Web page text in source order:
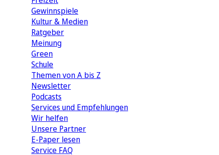
Gewinnspiele
Kultur & Medien
Ratgeber
Meinung
Green
Schule
Themen von A bis Z
Newsletter
Podcasts
Services und Empfehlungen
Wir helfen
Unsere Partner
E-Paper lesen
Service FAQ